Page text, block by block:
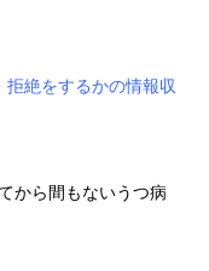
絶をするかの情報収
から間もないうつ病